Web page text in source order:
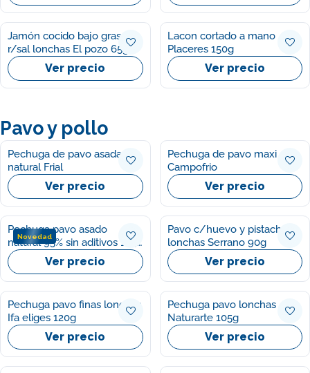
Jamón cocido bajo grasa
r/sal lonchas El pozo 65g
Ver precio
Lacon cortado a mano
Placeres 150g
Ver precio
Pavo y pollo
Pechuga de pavo asada
natural Frial
Ver precio
Pechuga de pavo maxi
Campofrio
Ver precio
Novedad
Pechuga pavo asado
natural 95% sin aditivos 1954
El pozo 120gVer precio
Pavo c/huevo y pistacho
lonchas Serrano 90g
Ver precio
Pechuga pavo finas lonchas
Ifa eliges 120g
Ver precio
Pechuga pavo lonchas
Naturarte 105g
Ver precio